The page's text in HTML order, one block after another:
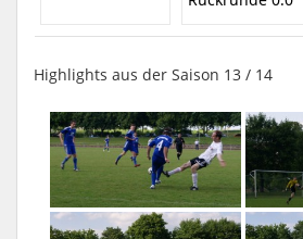
Highlights aus der Saison 13 / 14